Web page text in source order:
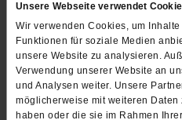
Unsere Webseite verwendet
Wir verwenden Cookies, um
Funktionen für soziale Medien
unsere Website zu analysieren.
Verwendung unserer Website an
und Analysen weiter. Unsere
möglicherweise mit weiteren
haben oder die sie im Rahmen
Literaturtipp: »Mehr
Aus der
wärmeres Leben
Die Schriftstellerin Alma
Mann, den Ruhm, das